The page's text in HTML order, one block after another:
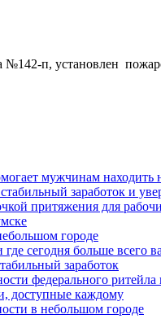
п, установлен
мужчинам
заработок и
притяжения для
городе
сегодня больше всего
заработок
федерального ритейла
доступные каждому
в небольшом городе